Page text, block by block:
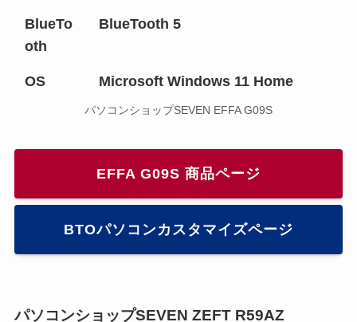
BlueTo
oth
BlueTooth 5
OS Microsoft Windows 11 Home
パソコンショップSEVEN EFFA G09S
EFFA G09S 商品ページ
BTOパソコンカスタマイズページ
パソコンショップSEVEN ZEFT R59AZ